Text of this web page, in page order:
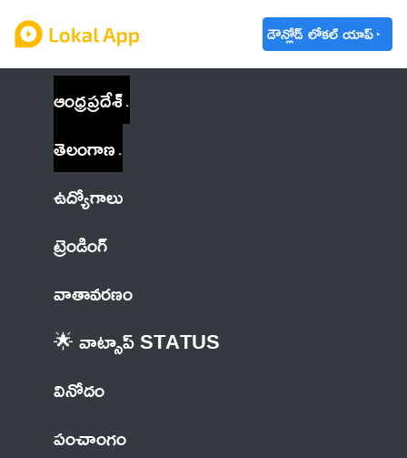
డౌన్లోడ్ లోకల్ యాప్
ఆంధ్రప్రదేశ్
తెలంగాణ
ఉద్యోగాలు
ట్రెండింగ్
వాతావరణం
🌟 వాట్సాప్ STATUS
వినోదం
పంచాంగం